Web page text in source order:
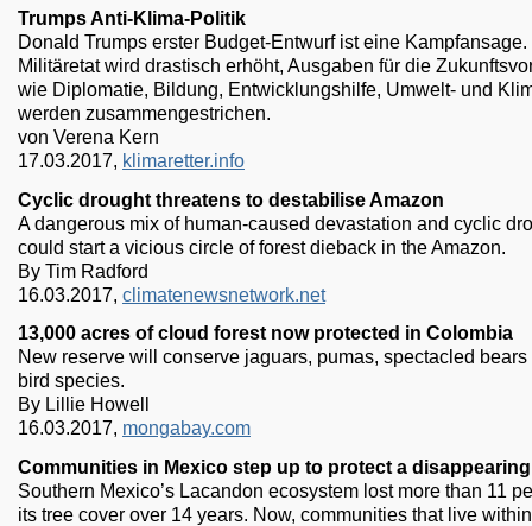
Trumps Anti-Klima-Politik
Donald Trumps erster Budget-Entwurf ist eine Kampfansage.
Militäretat wird drastisch erhöht, Ausgaben für die
wie Diplomatie, Bildung, Entwicklungshilfe, Umwelt- und
werden zusammengestrichen.
von Verena Kern
17.03.2017, klimaretter.info
Cyclic drought threatens to destabilise Amazon
A dangerous mix of human-caused devastation and cyclic
could start a vicious circle of forest dieback in the Amazon.
By Tim Radford
16.03.2017, climatenewsnetwork.net
13,000 acres of cloud forest now protected in Colombia
New reserve will conserve jaguars, pumas, spectacled
bird species.
By Lillie Howell
16.03.2017, mongabay.com
Communities in Mexico step up to protect a
Southern Mexico’s Lacandon ecosystem lost more than 11
its tree cover over 14 years. Now, communities that live